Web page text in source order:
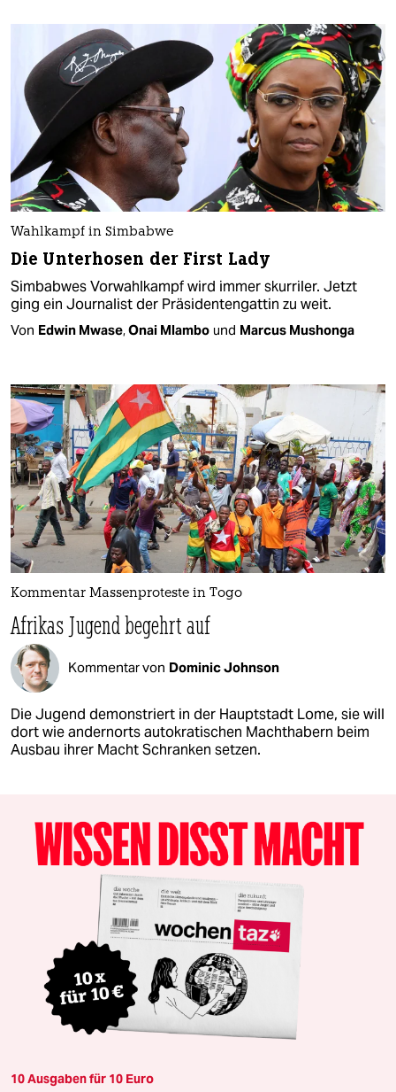
Wahlkampf in Simbabwe
Die Unterhosen der First Lady
Simbabwes Vorwahlkampf wird immer skurriler. Jetzt
ging ein Journalist der Präsidentengattin zu weit.
Von Edwin Mwase,Onai Mlambo und Marcus Mushonga
Kommentar Massenproteste in Togo
Afrikas Jugend begehrt auf
Kommentar von Dominic Johnson
Die Jugend demonstriert in der Hauptstadt Lome, sie will
dort wie andernorts autokratischen Machthabern beim
Ausbau ihrer Macht Schranken setzen.
10 Ausgaben für 10 Euro